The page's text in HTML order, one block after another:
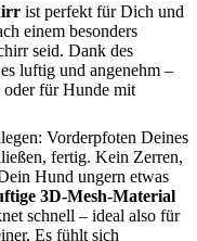
ist perfekt für Dich und
einem besonders
seid. Dank des
luftig und angenehm –
oder für Hunde mit
Vorderpfoten Deines
fertig. Kein Zerren,
Hund ungern etwas
3D-Mesh-Material
schnell – ideal also für
Es fühlt sich